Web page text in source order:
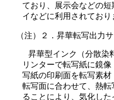
ており、展示会などの
イなどに利用されており
（注）２．昇華転写出力
昇華型インク（分散染
リンターで転写紙に鏡
写紙の印刷面を転写素
転写面に合わせて、熱転
ることにより、気化し